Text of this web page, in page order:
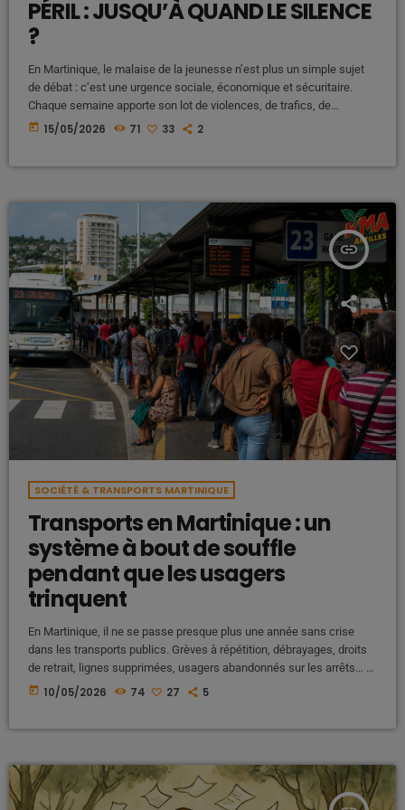
PÉRIL : JUSQU’À QUAND LE SILENCE
?
En Martinique, le malaise de la jeunesse n’est plus un simple sujet
de débat : c’est une urgence sociale, économique et sécuritaire.
Chaque semaine apporte son lot de violences, de trafics, de
règlements de comptes et d’images choquantes qui banalisent
today 15/05/2026 71 33 2
insert_link
SOCIÉTÉ & TRANSPORTS MARTINIQUE
Transports en Martinique : un
système à bout de souffle
pendant que les usagers
trinquent
En Martinique, il ne se passe presque plus une année sans crise
dans les transports publics. Grèves à répétition, débrayages, droits
de retrait, lignes supprimées, usagers abandonnés sur les arrêts… le
chaos semble devenu normal. Et à chaque blocage, le même
today 10/05/2026 74 27 5